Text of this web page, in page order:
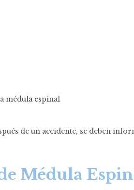
médula espinal
de un accidente, se deben
Médula